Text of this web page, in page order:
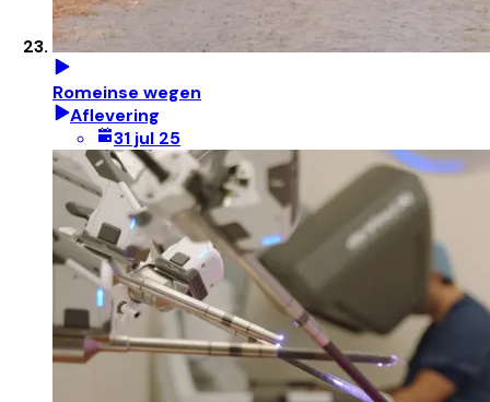
Romeinse wegen
Aflevering
31 jul 25